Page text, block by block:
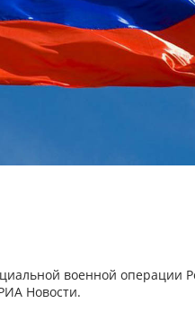
военной операции
Новости.